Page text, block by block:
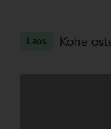
Laos Kohe